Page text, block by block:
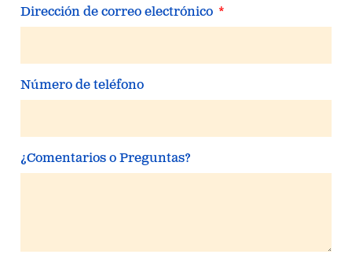
Dirección de correo electrónico
Número de teléfono
¿Comentarios o Preguntas?